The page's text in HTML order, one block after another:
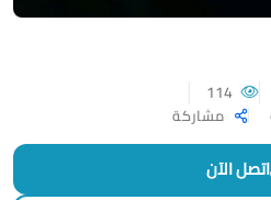
مشاركة
اتصل الآن